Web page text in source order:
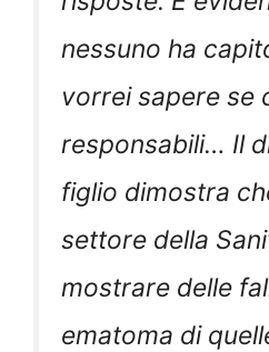
nessuno ha
vorrei sapere se
responsabili… Il
figlio dimostra
settore della
mostrare delle
ematoma di